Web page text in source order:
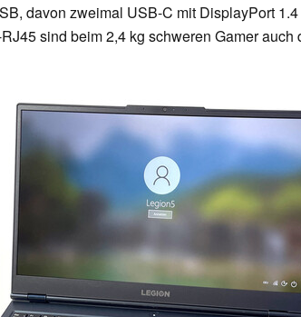
davon zweimal USB-C mit DisplayPort
sind beim 2,4 kg schweren Gamer auch